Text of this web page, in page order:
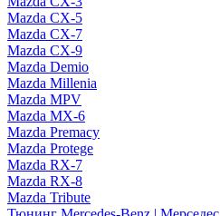
Mazda CX-5
Mazda CX-7
Mazda CX-9
Mazda Demio
Mazda Millenia
Mazda MPV
Mazda MX-6
Mazda Premacy
Mazda Protege
Mazda RX-7
Mazda RX-8
Mazda Tribute